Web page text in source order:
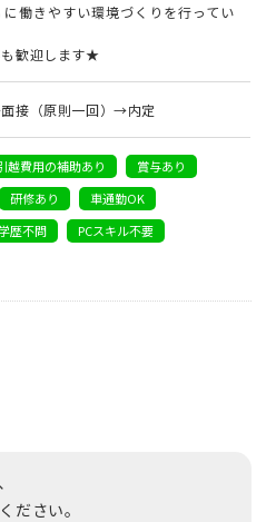
働きやすい環境づくりを行ってい
歓迎します★
接（原則一回）→内定
越費用の補助あり
賞与あり
研修あり
車通勤OK
歴不問
PCスキル不要
ださい。